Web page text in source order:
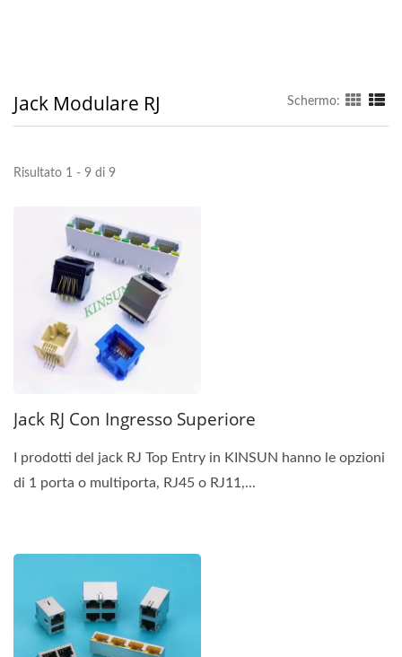
Jack Modulare RJ Schermo:
Risultato 1 - 9 di 9
Jack RJ Con Ingresso Superiore
I prodotti del jack RJ Top Entry in KINSUN hanno le opzioni
di 1 porta o multiporta, RJ45 o RJ11,...